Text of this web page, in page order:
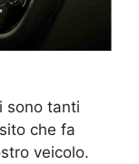
sono tanti
che fa
veicolo.